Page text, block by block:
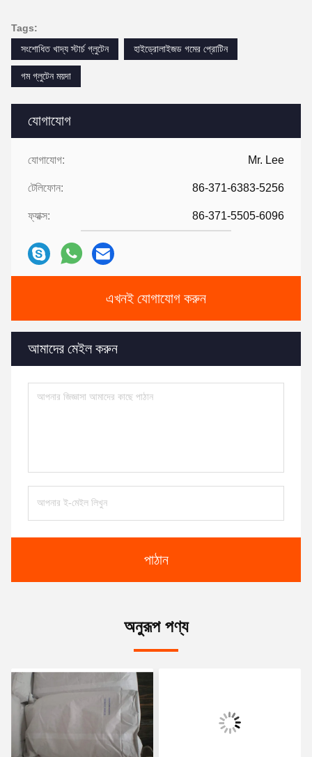
যোগাযোগ
যোগাযোগ: Mr. Lee
টেলিফোন: 86-371-6383-5256
ফ্যাক্স: 86-371-5505-6096
এখনই যোগাযোগ করুন
আমাদের মেইল করুন
পাঠান
Tags:
সংশোধিত খাদ্য স্টার্চ গ্লুটেন
হাইড্রোলাইজড গমের প্রোটিন
গম গ্লুটেন ময়দা
অনুরূপ পণ্য